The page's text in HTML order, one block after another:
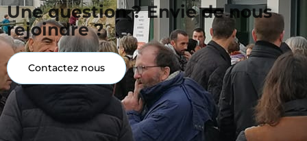
Une question ? Envie de nous
rejoindre ?
Contactez nous